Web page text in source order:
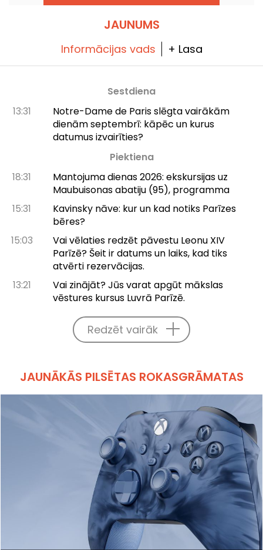
JAUNUMS
Informācijas vads + Lasa
Sestdiena
13:31
Notre-Dame de Paris slēgta vairākām
dienām septembrī: kāpēc un kurus
datumus izvairīties?
Piektiena
18:31
Mantojuma dienas 2026: ekskursijas uz
Maubuisonas abatiju (95), programma
15:31
Kavinsky nāve: kur un kad notiks Parīzes
bēres?
15:03
Vai vēlaties redzēt pāvestu Leonu XIV
Parīzē? Šeit ir datums un laiks, kad tiks
atvērti rezervācijas.
13:21
Vai zinājāt? Jūs varat apgūt mākslas
vēstures kursus Luvrā Parīzē.
Redzēt vairāk
JAUNĀKĀS PILSĒTAS ROKASGRĀMATAS